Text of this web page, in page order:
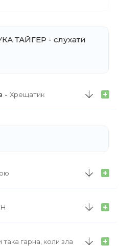
ТАЙГЕР - слухати
Хрещатик
така гарна, коли зла